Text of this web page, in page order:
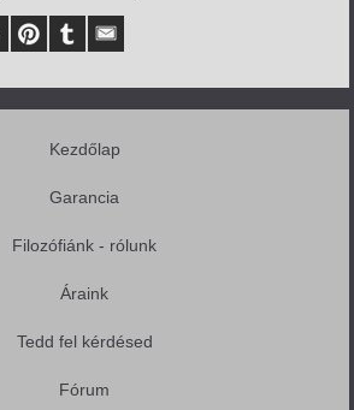
Kezdőlap
Garancia
Filozófiánk - rólunk
Áraink
Tedd fel kérdésed
Fórum